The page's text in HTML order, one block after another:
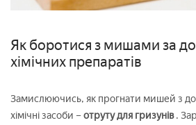
Як боротися з мишами за
хімічних препаратів
Замислюючись, як прогнати мишей з
хімічні засоби –отруту для гризунів.